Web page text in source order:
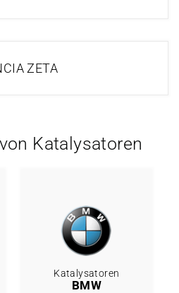
ZETA
Katalysatoren
Katalysatoren
BMW